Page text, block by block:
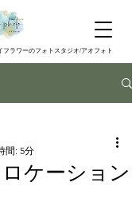
ラワーのフォトスタジオ/アオフォト
ケーション
間: 5分